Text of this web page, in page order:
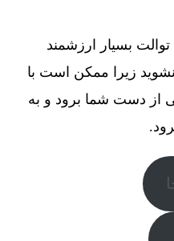
بسیار ارزشمند
زیرا ممکن است با
از دست شما برود و به